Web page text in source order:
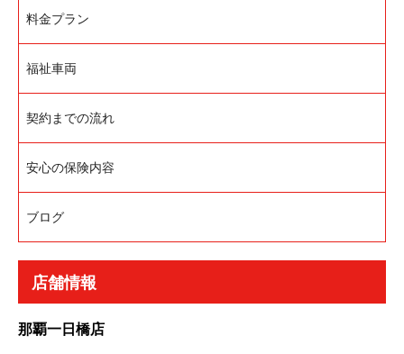
料金プラン
福祉車両
契約までの流れ
安心の保険内容
ブログ
店舗情報
那覇一日橋店